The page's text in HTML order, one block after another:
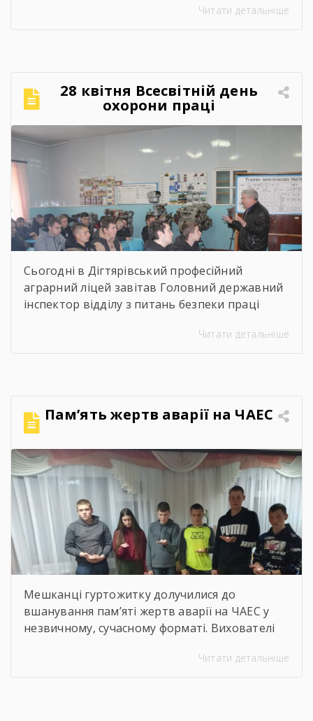
Срібнянського ліцеїв. Всіх учасників заходу
прийому 2026 року заступник директора з
навчально-виробничої роботи Сергій
Коломієць. Для майбутніх абітурієнтів було
проведено […]
Читати детальніше
28 квітня Всесвітній день
охорони праці
Сьогодні в Дігтярівський професійний
аграрний ліцей завітав Головний державний
інспектор відділу з питань безпеки праці
Чернігівській області Центрального
здорових умов праці». Сучасна концепція
безпеки праці давно вийшла за межі […]
Читати детальніше
Пам’ять жертв аварії на ЧАЕС
Мешканці гуртожитку долучилися до
вшанування пам’яті жертв аварії на ЧАЕС у
незвичному, сучасному форматі. Вихователі
організували та провели для студентівЧитати детальніше